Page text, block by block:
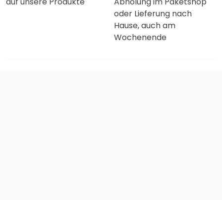
oder Lieferung nach
Hause, auch am
Wochenende